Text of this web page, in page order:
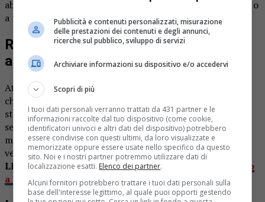
abitato. Momenti di paura in paese, il conducente è riuscito
a mettersi in salvo.
Rovasenda auto prende fuoco mentre
attraversa il centro abitato
Attimi di paura a Rovasenda per l’incendio di una vettura
che ha preso fuoco in centro paese mentre percorreva la
strada che attraversa l’abitato. Il fatto è accaduto l’altra
sera: fortunatamente il conducente non è rimasto ferito,
ma non ha potuto far altro che abbandonare l’auto e
vederla andare in fumo.
LEGGI ANCHE: Auto si ribalta e va a fuoco: è accaduto
a Fontaneto d’Agogna
Pubblicità e contenuti personalizzati, misurazione
delle prestazioni dei contenuti e degli annunci,
ricerche sul pubblico, sviluppo di servizi
Archiviare informazioni su dispositivo e/o accedervi
Scopri di più
I tuoi dati personali verranno trattati da 431 partner e le
informazioni raccolte dal tuo dispositivo (come cookie,
identificatori univoci e altri dati del dispositivo) potrebbero
essere condivise con questi ultimi, da loro visualizzate e
memorizzate oppure essere usate nello specifico da questo
sito. Noi e i nostri partner potremmo utilizzare dati di
localizzazione esatti. Elenco dei partner.
Alcuni fornitori potrebbero trattare i tuoi dati personali sulla
base dell'interesse legittimo, al quale puoi opporti gestendo